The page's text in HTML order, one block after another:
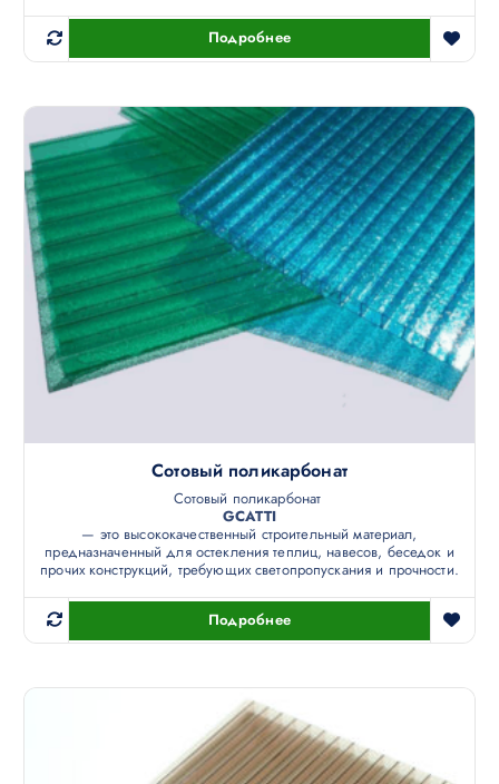
Подробнее
Сотовый поликарбонат
Сотовый поликарбонат
GCATTI
— это высококачественный строительный материал,
предназначенный для остекления теплиц, навесов, беседок и
прочих конструкций, требующих светопропускания и прочности.
Подробнее